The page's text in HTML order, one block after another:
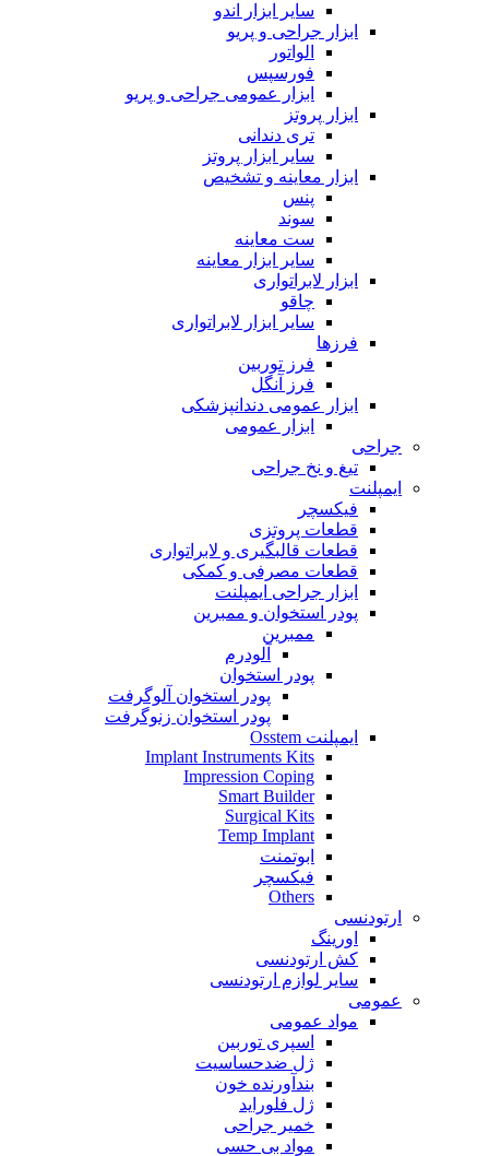
سایر ابزار اندو
ابزار جراحی و پریو
الواتور
فورسپس
ابزار عمومی جراحی و پریو
ابزار پروتز
تری دندانی
سایر ابزار پروتز
ابزار معاینه و تشخیص
پنس
سوند
ست معاینه
سایر ابزار معاینه
ابزار لابراتواری
چاقو
سایر ابزار لابراتواری
فرزها
فرز توربین
فرز آنگل
ابزار عمومی دندانپزشکی
ابزار عمومی
جراحی
تیغ و نخ جراحی
ایمپلنت
فیکسچر
قطعات پروتزی
قطعات قالبگیری و لابراتواری
قطعات مصرفی و کمکی
ابزار جراحی ایمپلنت
پودر استخوان و ممبرین
ممبرین
آلودرم
پودر استخوان
پودر استخوان آلوگرفت
پودر استخوان زنوگرفت
ایمپلنت Osstem
Implant Instruments Kits
Impression Coping
Smart Builder
Surgical Kits
Temp Implant
ابوتمنت
فیکسچر
Others
ارتودنسی
اورینگ
کش ارتودنسی
سایر لوازم ارتودنسی
عمومی
مواد عمومی
اسپری توربین
ژل ضدحساسیت
بندآورنده خون
ژل فلوراید
خمیر جراحی
مواد بی حسی